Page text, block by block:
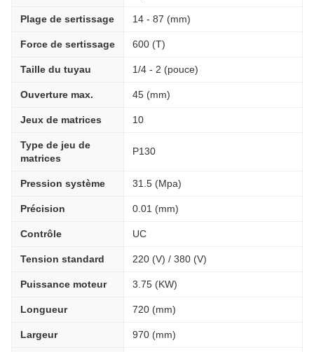
Plage de sertissage 14 - 87 (mm)
Force de sertissage 600 (T)
Taille du tuyau 1/4 - 2 (pouce)
Ouverture max. 45 (mm)
Jeux de matrices 10
Type de jeu de
matrices
P130
Pression système 31.5 (Mpa)
Précision 0.01 (mm)
Contrôle UC
Tension standard 220 (V) / 380 (V)
Puissance moteur 3.75 (KW)
Longueur 720 (mm)
Largeur 970 (mm)